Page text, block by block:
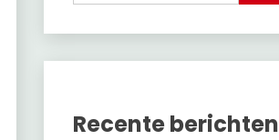
Recente berichten